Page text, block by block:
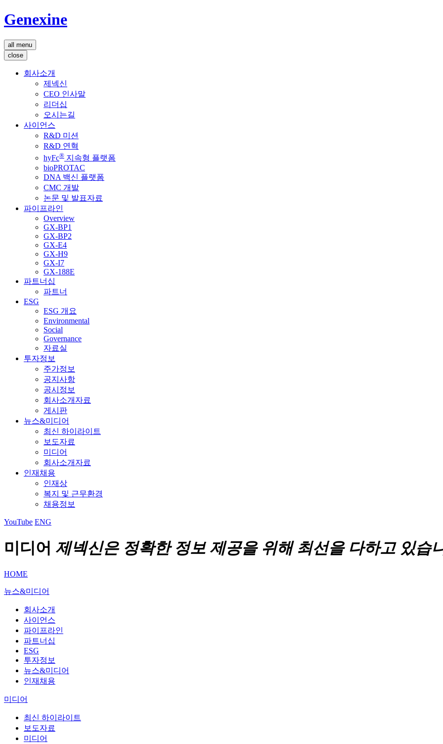
Genexine
all menu
close
회사소개
제넥신
CEO 인사말
리더십
오시는길
사이언스
R&D 미션
R&D 연혁
hyFc® 지속형 플랫폼
bioPROTAC
DNA 백신 플랫폼
CMC 개발
논문 및 발표자료
파이프라인
Overview
GX-BP1
GX-BP2
GX-E4
GX-H9
GX-I7
GX-188E
파트너십
파트너
ESG
ESG 개요
Environmental
Social
Governance
자료실
투자정보
주가정보
공지사항
공시정보
회사소개자료
게시판
뉴스&미디어
최신 하이라이트
보도자료
미디어
회사소개자료
인재채용
인재상
복지 및 근무환경
채용정보
YouTube ENG
미디어 제넥신은 정확한 정보 제공을 위해 최선을 다하고 있습
HOME
뉴스&미디어
회사소개
사이언스
파이프라인
파트너십
ESG
투자정보
뉴스&미디어
인재채용
미디어
최신 하이라이트
보도자료
미디어